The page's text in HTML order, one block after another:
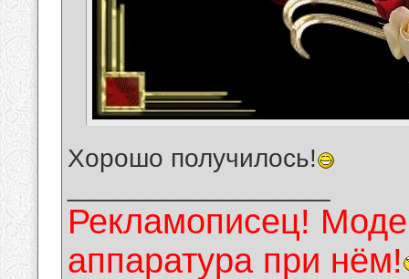
Хорошо получилось!
Рекламописец!
аппаратура при нём!